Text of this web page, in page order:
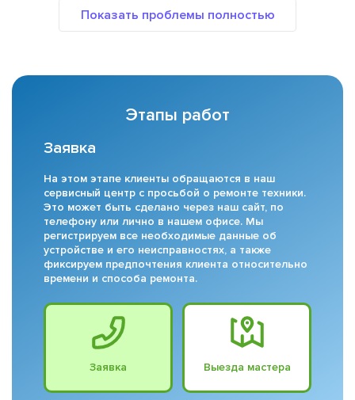
Этапы работ
Заявка
На этом этапе клиенты обращаются в наш
сервисный центр с просьбой о ремонте техники.
Это может быть сделано через наш сайт, по
телефону или лично в нашем офисе. Мы
регистрируем все необходимые данные об
устройстве и его неисправностях, а также
фиксируем предпочтения клиента относительно
времени и способа ремонта.
Заявка Выезда мастера